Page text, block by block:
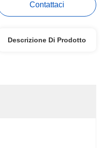
Contattaci
Descrizione Di Prodotto